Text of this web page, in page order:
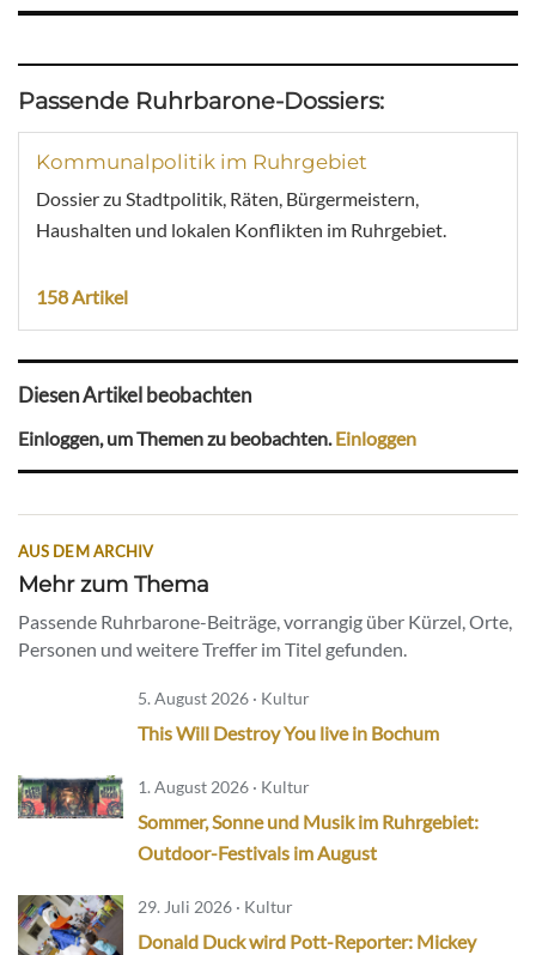
Passende Ruhrbarone-Dossiers:
Kommunalpolitik im Ruhrgebiet
Dossier zu Stadtpolitik, Räten, Bürgermeistern,
Haushalten und lokalen Konflikten im Ruhrgebiet.
158 Artikel
Diesen Artikel beobachten
Einloggen, um Themen zu beobachten. Einloggen
AUS DEM ARCHIV
Mehr zum Thema
Passende Ruhrbarone-Beiträge, vorrangig über Kürzel, Orte,
Personen und weitere Treffer im Titel gefunden.
5. August 2026 · Kultur
This Will Destroy You live in Bochum
1. August 2026 · Kultur
Sommer, Sonne und Musik im Ruhrgebiet:
Outdoor-Festivals im August
29. Juli 2026 · Kultur
Donald Duck wird Pott-Reporter: Mickey